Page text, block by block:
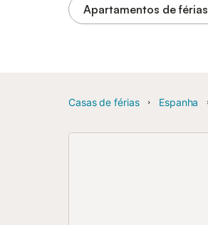
Apartamentos de férias
Casas de férias Espanha